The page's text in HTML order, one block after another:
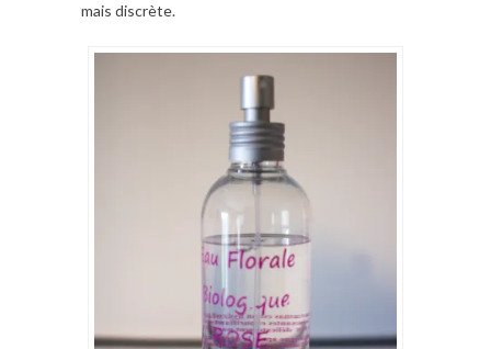
mais discrète.